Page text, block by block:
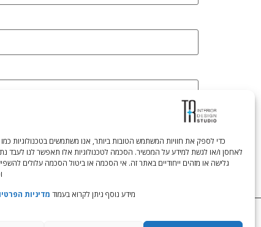
לאחסן ו/או לגשת למידע על המכשיר. הסכמה לטכנולוגיות אלו תאפשר לנו לעבד
גלישה או מזהים ייחודיים באתר זה. אי הסכמה או ביטול הסכמה עלולים
מידע נוסף ניתן לקרוא בעמוד מדיניות